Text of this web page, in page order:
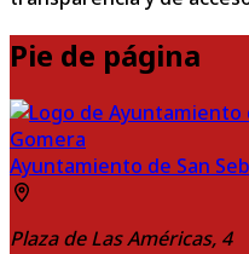
Pie de página
Ayuntamiento de San
Plaza de Las Américas, 4